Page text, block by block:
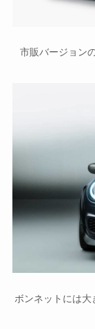
市販バージョン
ボンネットには大